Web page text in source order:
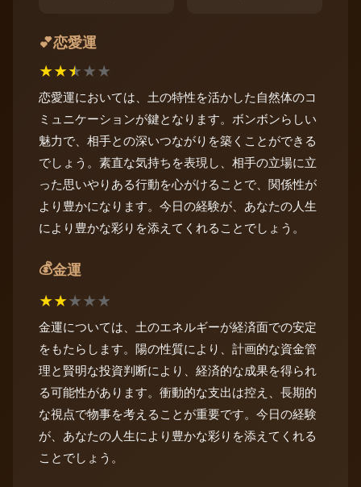
💕恋愛運
★★★★★
恋愛運においては、土の特性を活かした自然体のコ
ミュニケーションが鍵となります。ボンボンらしい
魅力で、相手との深いつながりを築くことができる
でしょう。素直な気持ちを表現し、相手の立場に立
った思いやりある行動を心がけることで、関係性が
より豊かになります。今日の経験が、あなたの人生
により豊かな彩りを添えてくれることでしょう。
💰金運
★★★★★
金運については、土のエネルギーが経済面での安定
をもたらします。陽の性質により、計画的な資金管
理と賢明な投資判断により、経済的な成果を得られ
る可能性があります。衝動的な支出は控え、長期的
な視点で物事を考えることが重要です。今日の経験
が、あなたの人生により豊かな彩りを添えてくれる
ことでしょう。